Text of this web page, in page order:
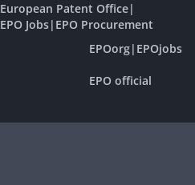
European Patent Office|
EPO Jobs| EPO Procurement
EPOorg| EPOjobs
EPO official